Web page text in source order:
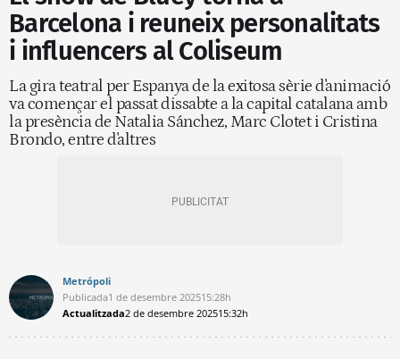
Barcelona i reuneix personalitats
i influencers al Coliseum
La gira teatral per Espanya de la exitosa sèrie d'animació
va començar el passat dissabte a la capital catalana amb
la presència de Natalia Sánchez, Marc Clotet i Cristina
Brondo, entre d'altres
Metrópoli
Publicada1 de desembre 202515:28h
Actualitzada2 de desembre 202515:32h